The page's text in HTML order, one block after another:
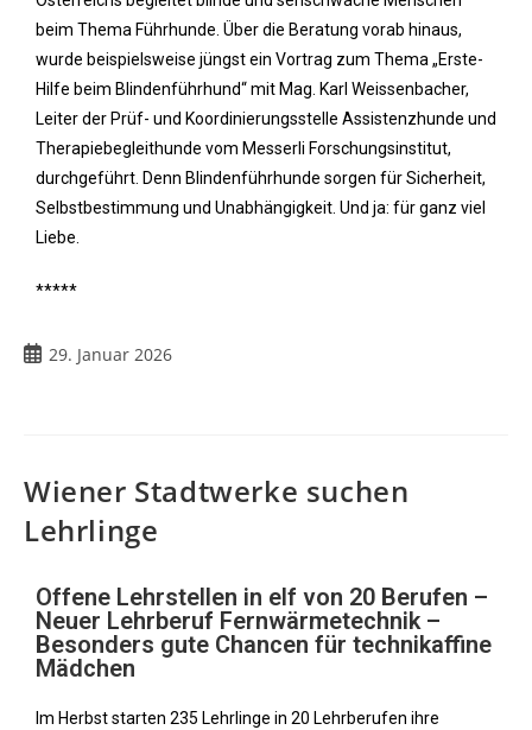
beim Thema Führhunde. Über die Beratung vorab hinaus,
wurde beispielsweise jüngst ein Vortrag zum Thema „Erste-
Hilfe beim Blindenführhund“ mit Mag. Karl Weissenbacher,
Leiter der Prüf- und Koordinierungsstelle Assistenzhunde und
Therapiebegleithunde vom Messerli Forschungsinstitut,
durchgeführt. Denn Blindenführhunde sorgen für Sicherheit,
Selbstbestimmung und Unabhängigkeit. Und ja: für ganz viel
Liebe.
*****
29. Januar 2026
Wiener Stadtwerke suchen
Lehrlinge
Offene Lehrstellen in elf von 20 Berufen –
Neuer Lehrberuf Fernwärmetechnik –
Besonders gute Chancen für technikaffine
Mädchen
Im Herbst starten 235 Lehrlinge in 20 Lehrberufen ihre